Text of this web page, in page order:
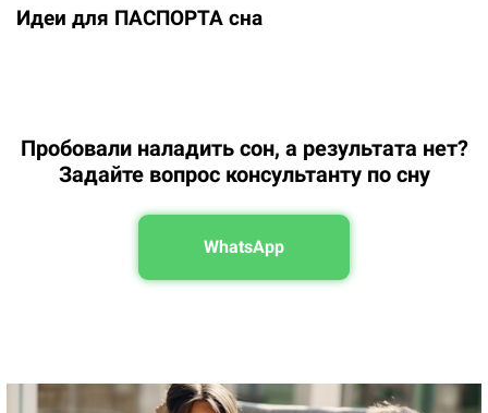
Идеи для ПАСПОРТА сна
Пробовали наладить сон, а результата нет?
Задайте вопрос консультанту по сну
WhatsApp